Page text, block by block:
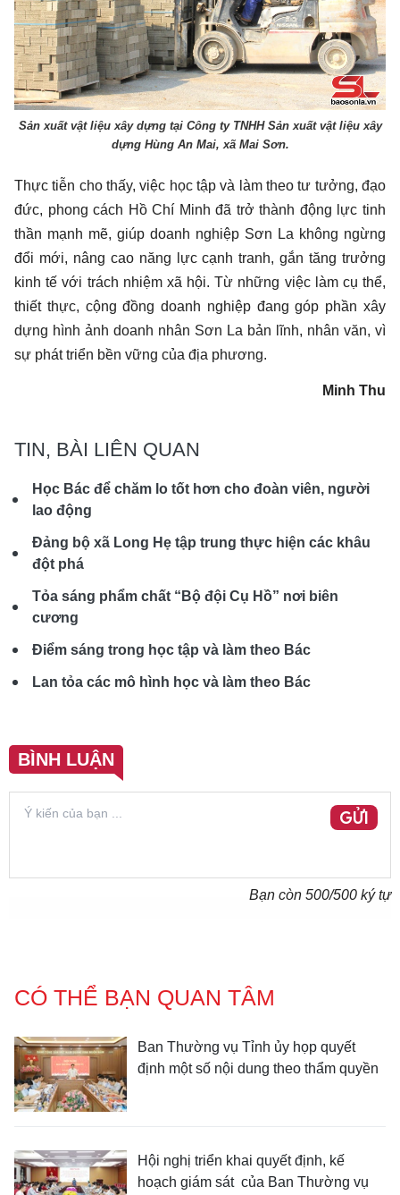
Sản xuất vật liệu xây dựng tại Công ty TNHH Sản xuất vật liệu xây
dựng Hùng An Mai, xã Mai Sơn.
Thực tiễn cho thấy, việc học tập và làm theo tư tưởng, đạo
đức, phong cách Hồ Chí Minh đã trở thành động lực tinh
thần mạnh mẽ, giúp doanh nghiệp Sơn La không ngừng
đổi mới, nâng cao năng lực cạnh tranh, gắn tăng trưởng
kinh tế với trách nhiệm xã hội. Từ những việc làm cụ thể,
thiết thực, cộng đồng doanh nghiệp đang góp phần xây
dựng hình ảnh doanh nhân Sơn La bản lĩnh, nhân văn, vì
sự phát triển bền vững của địa phương.
Minh Thu
TIN, BÀI LIÊN QUAN
Học Bác để chăm lo tốt hơn cho đoàn viên, người
lao động
Đảng bộ xã Long Hẹ tập trung thực hiện các khâu
đột phá
Tỏa sáng phẩm chất “Bộ đội Cụ Hồ” nơi biên
cương
Điểm sáng trong học tập và làm theo Bác
Lan tỏa các mô hình học và làm theo Bác
BÌNH LUẬN
GỬI
Bạn còn 500/500 ký tự
CÓ THỂ BẠN QUAN TÂM
Ban Thường vụ Tỉnh ủy họp quyết
định một số nội dung theo thẩm quyền
Hội nghị triển khai quyết định, kế
hoạch giám sát của Ban Thường vụ